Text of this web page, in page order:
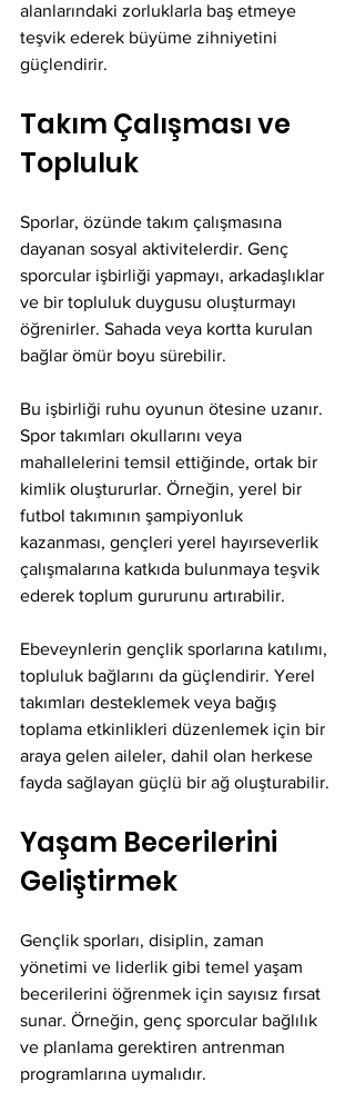
alanlarındaki zorluklarla baş etmeye
teşvik ederek büyüme zihniyetini
güçlendirir.
Takım Çalışması ve
Topluluk
Sporlar, özünde takım çalışmasına
dayanan sosyal aktivitelerdir. Genç
sporcular işbirliği yapmayı, arkadaşlıklar
ve bir topluluk duygusu oluşturmayı
öğrenirler. Sahada veya kortta kurulan
bağlar ömür boyu sürebilir.
Bu işbirliği ruhu oyunun ötesine uzanır.
Spor takımları okullarını veya
mahallelerini temsil ettiğinde, ortak bir
kimlik oluştururlar. Örneğin, yerel bir
futbol takımının şampiyonluk
kazanması, gençleri yerel hayırseverlik
çalışmalarına katkıda bulunmaya teşvik
ederek toplum gururunu artırabilir.
Ebeveynlerin gençlik sporlarına katılımı,
topluluk bağlarını da güçlendirir. Yerel
takımları desteklemek veya bağış
toplama etkinlikleri düzenlemek için bir
araya gelen aileler, dahil olan herkese
fayda sağlayan güçlü bir ağ oluşturabilir.
Yaşam Becerilerini
Geliştirmek
Gençlik sporları, disiplin, zaman
yönetimi ve liderlik gibi temel yaşam
becerilerini öğrenmek için sayısız fırsat
sunar. Örneğin, genç sporcular bağlılık
ve planlama gerektiren antrenman
programlarına uymalıdır.